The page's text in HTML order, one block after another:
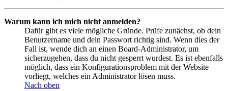
Warum kann ich mich nicht anmelden?
Dafür gibt es viele mögliche Gründe. Prüfe zunächst, ob dein
Benutzername und dein Passwort richtig sind. Wenn dies der
Fall ist, wende dich an einen Board-Administrator, um
sicherzugehen, dass du nicht gesperrt wurdest. Es ist ebenfalls
möglich, dass ein Konfigurationsproblem mit der Website
vorliegt, welches ein Administrator lösen muss.
Nach oben